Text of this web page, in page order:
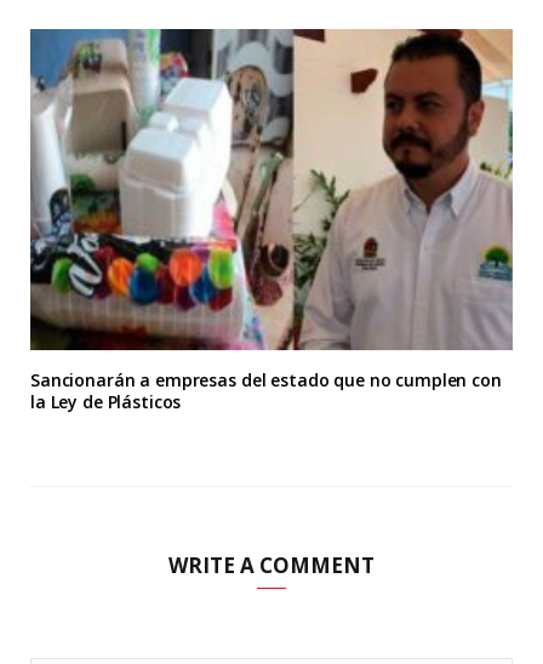
Sancionarán a empresas del estado que no cumplen con
la Ley de Plásticos
WRITE A COMMENT